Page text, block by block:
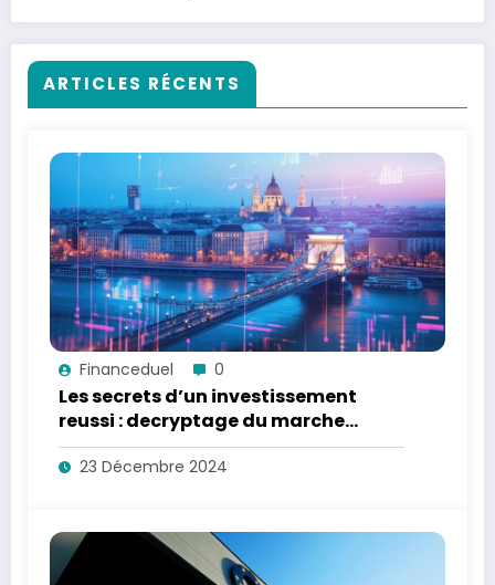
ARTICLES RÉCENTS
Financeduel 0
Les secrets d’un investissement
reussi : decryptage du marche
immobilier hongrois pour investir en
toute confiance
23 Décembre 2024